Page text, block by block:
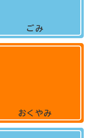
ごみ
おくやみ